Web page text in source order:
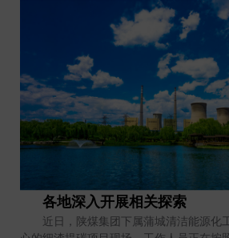
各地深入开展相关探索
近日，陕煤集团下属蒲城清洁能源化